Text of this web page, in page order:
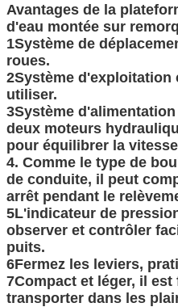
Avantages de la
d'eau montée sur
1Système de
roues.
2Système d'exploitation
utiliser.
3Système
deux moteurs
pour équilibrer la
4. Comme le type de
de conduite, il peut
arrêt pendant le
5L'indicateur de
observer et contrôler
puits.
6Fermez les leviers,
7Compact et léger, il
transporter dans les